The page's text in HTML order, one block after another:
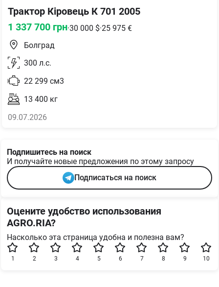
Трактор Кіровець К 701 2005
1 337 700 грн·30 000 $·25 975 €
Болград
300 л.с.
22 299 см3
13 400 кг
09.07.2026
Подпишитесь на поиск
И получайте новые предложения по этому запросу
Подписаться на поиск
Оцените удобство использования
AGRO.RIA?
Насколько эта страница удобна и полезна вам?
10
9
8
7
6
5
4
3
2
1